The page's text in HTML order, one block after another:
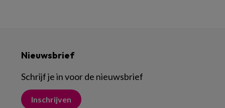
Nieuwsbrief
Schrijf je in voor de nieuwsbrief
Inschrijven